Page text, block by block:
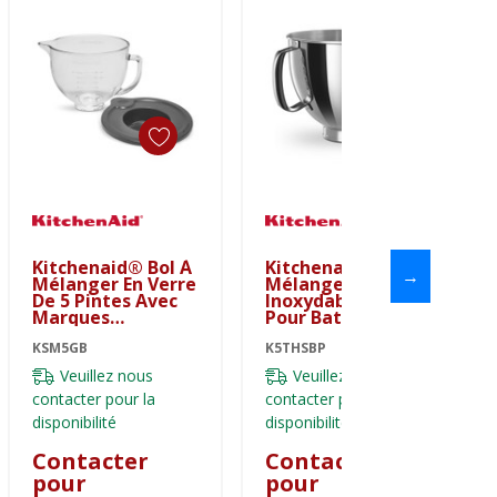
Kitchenaid® Bol À
Mélanger En Verre
De 5 Pintes Avec
Marques
Graduées Et
Couvercle Pour
Batteur Sur Socle
À Tête Inclinable
KSM5GB
KSM5GB
Veuillez nous
contacter pour la
disponibilité
Contacter
pour
Kitchenaid® Bol À
Mélanger En Acier
Inoxydable Poli
Pour Batteur Sur
K5THSBP
K5THSBP
Veuillez nous
contacter pour la
disponibilité
Contacter
pour
→